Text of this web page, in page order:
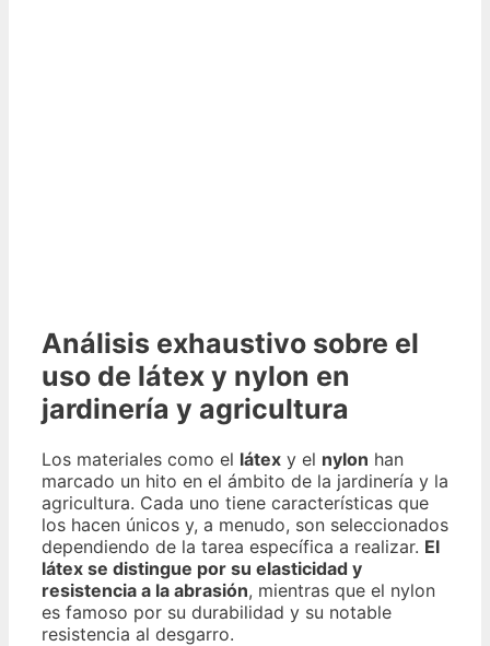
Análisis exhaustivo sobre el
uso de látex y nylon en
jardinería y agricultura
Los materiales como el látex y el nylon han
marcado un hito en el ámbito de la jardinería y la
agricultura. Cada uno tiene características que
los hacen únicos y, a menudo, son seleccionados
dependiendo de la tarea específica a realizar. El
látex se distingue por su elasticidad y
resistencia a la abrasión, mientras que el nylon
es famoso por su durabilidad y su notable
resistencia al desgarro.